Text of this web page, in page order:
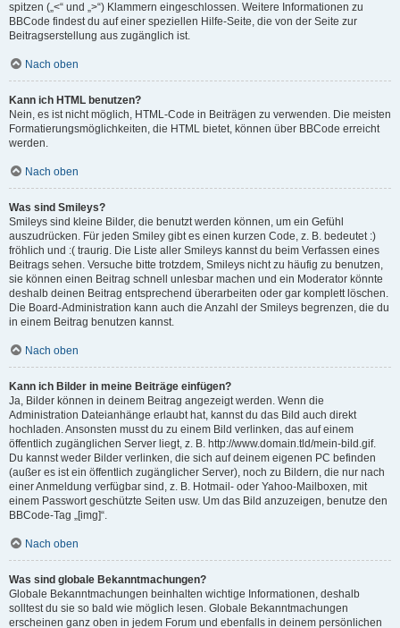
spitzen („<“ und „>“) Klammern eingeschlossen. Weitere Informationen zu
BBCode findest du auf einer speziellen Hilfe-Seite, die von der Seite zur
Beitragserstellung aus zugänglich ist.
Nach oben
Kann ich HTML benutzen?
Nein, es ist nicht möglich, HTML-Code in Beiträgen zu verwenden. Die meisten
Formatierungsmöglichkeiten, die HTML bietet, können über BBCode erreicht
werden.
Nach oben
Was sind Smileys?
Smileys sind kleine Bilder, die benutzt werden können, um ein Gefühl
auszudrücken. Für jeden Smiley gibt es einen kurzen Code, z. B. bedeutet :)
fröhlich und :( traurig. Die Liste aller Smileys kannst du beim Verfassen eines
Beitrags sehen. Versuche bitte trotzdem, Smileys nicht zu häufig zu benutzen,
sie können einen Beitrag schnell unlesbar machen und ein Moderator könnte
deshalb deinen Beitrag entsprechend überarbeiten oder gar komplett löschen.
Die Board-Administration kann auch die Anzahl der Smileys begrenzen, die du
in einem Beitrag benutzen kannst.
Nach oben
Kann ich Bilder in meine Beiträge einfügen?
Ja, Bilder können in deinem Beitrag angezeigt werden. Wenn die
Administration Dateianhänge erlaubt hat, kannst du das Bild auch direkt
hochladen. Ansonsten musst du zu einem Bild verlinken, das auf einem
öffentlich zugänglichen Server liegt, z. B. http://www.domain.tld/mein-bild.gif.
Du kannst weder Bilder verlinken, die sich auf deinem eigenen PC befinden
(außer es ist ein öffentlich zugänglicher Server), noch zu Bildern, die nur nach
einer Anmeldung verfügbar sind, z. B. Hotmail- oder Yahoo-Mailboxen, mit
einem Passwort geschützte Seiten usw. Um das Bild anzuzeigen, benutze den
BBCode-Tag „[img]“.
Nach oben
Was sind globale Bekanntmachungen?
Globale Bekanntmachungen beinhalten wichtige Informationen, deshalb
solltest du sie so bald wie möglich lesen. Globale Bekanntmachungen
erscheinen ganz oben in jedem Forum und ebenfalls in deinem persönlichen